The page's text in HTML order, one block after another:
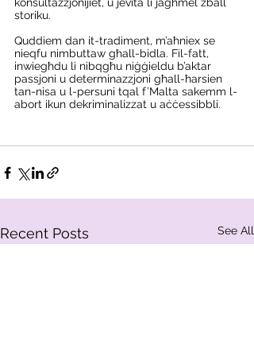
konsultazzjonijiet, u jevita li jagħmel żball
storiku.
Quddiem dan it-tradiment, m’aħniex se
nieqfu nimbuttaw għall-bidla. Fil-fatt,
inwiegħdu li nibqgħu niġġieldu b’aktar
passjoni u determinazzjoni għall-ħarsien
tan-nisa u l-persuni tqal f’Malta sakemm l-
abort ikun dekriminalizzat u aċċessibbli.
Recent Posts See All